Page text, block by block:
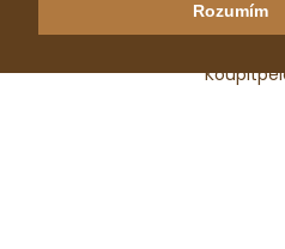
Rozumím
Katalog